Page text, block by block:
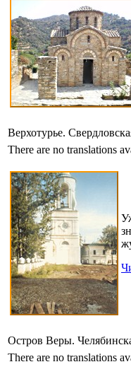
Верхотурье.
There are no translations
Остров Веры.
There are no translations